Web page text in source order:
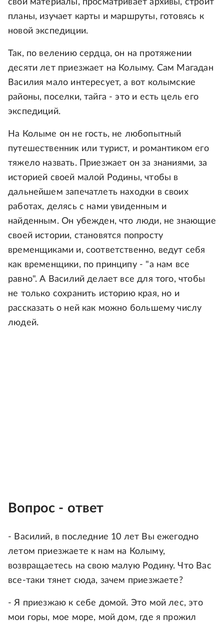
свои материалы, просматривает архивы, строит
планы, изучает карты и маршруты, готовясь к
новой экспедиции.
Так, по велению сердца, он на протяжении
десяти лет приезжает на Колыму. Сам Магадан
Василия мало интересует, а вот колымские
районы, поселки, тайга - это и есть цель его
экспедиций.
На Колыме он не гость, не любопытный
путешественник или турист, и романтиком его
тяжело назвать. Приезжает он за знаниями, за
историей своей малой Родины, чтобы в
дальнейшем запечатлеть находки в своих
работах, делясь с нами увиденным и
найденным. Он убежден, что люди, не знающие
своей истории, становятся попросту
временщиками и, соответственно, ведут себя
как временщики, по принципу - "а нам все
равно". А Василий делает все для того, чтобы
не только сохранить историю края, но и
рассказать о ней как можно большему числу
людей.
Вопрос - ответ
- Василий, в последние 10 лет Вы ежегодно
летом приезжаете к нам на Колыму,
возвращаетесь на свою малую Родину. Что Вас
все-таки тянет сюда, зачем приезжаете?
- Я приезжаю к себе домой. Это мой лес, это
мои горы, мое море, мой дом, где я прожил